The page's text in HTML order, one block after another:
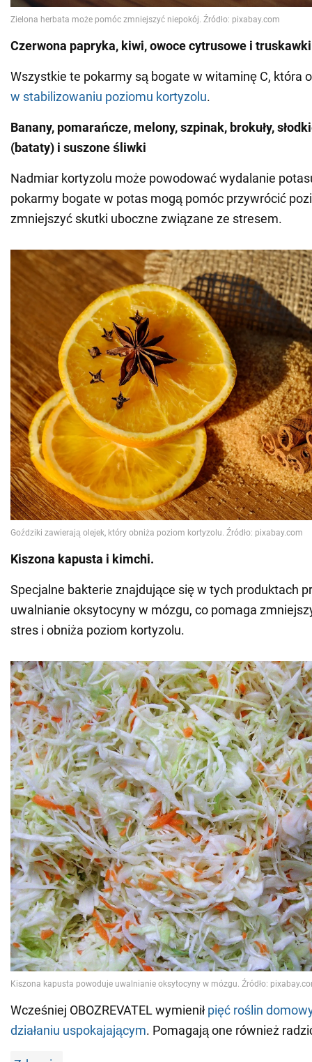
Czerwona papryka, kiwi, owoce cytrusowe i truskawki
Wszystkie te pokarmy są bogate w witaminę C, która
w stabilizowaniu poziomu kortyzolu.
Banany, pomarańcze, melony, szpinak, brokuły,
(bataty) i suszone śliwki
Nadmiar kortyzolu może powodować wydalanie
pokarmy bogate w potas mogą pomóc przywrócić
zmniejszyć skutki uboczne związane ze stresem.
Kiszona kapusta i kimchi.
Specjalne bakterie znajdujące się w tych produktach
uwalnianie oksytocyny w mózgu, co pomaga
stres i obniża poziom kortyzolu.
Wcześniej OBOZREVATEL wymienił pięć roślin
działaniu uspokajającym. Pomagają one również